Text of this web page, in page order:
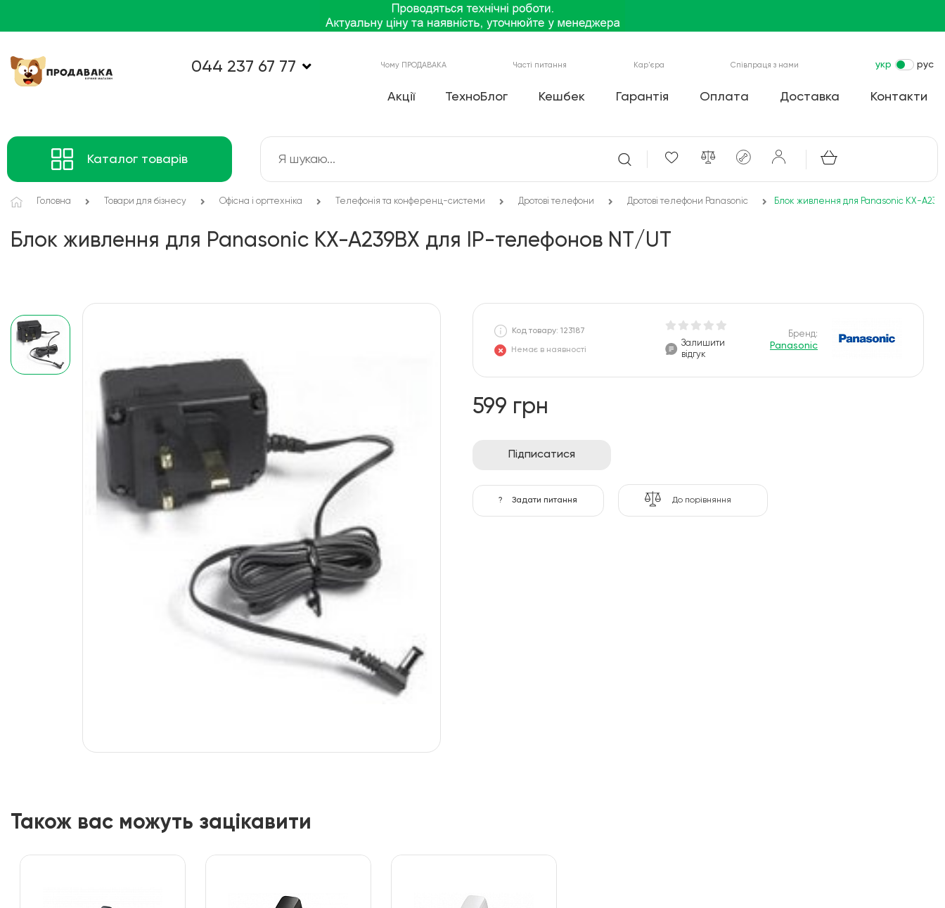
044 237 67 77 Чому ПРОДАВАКА Часті питання Кар'єра Співпраця з нами укр рус
Акції ТехноБлог Кешбек Гарантія Оплата Доставка Контакти
Каталог товарів
Головна Товари для бізнесу Офісна і оргтехніка Телефонія та конференц-системи Дротові телефони Дротові телефони Panasonic Блок живлення для Panasonic KX-
Блок живлення для Panasonic KX-A239BX для IP-телефонов NT/UT
Код товару: 123187
Немає в наявності
Залишити
відгук
Бренд:
Panasonic
599 грн
Підписатися
? Задати питання До порівняння
Також вас можуть зацікавити